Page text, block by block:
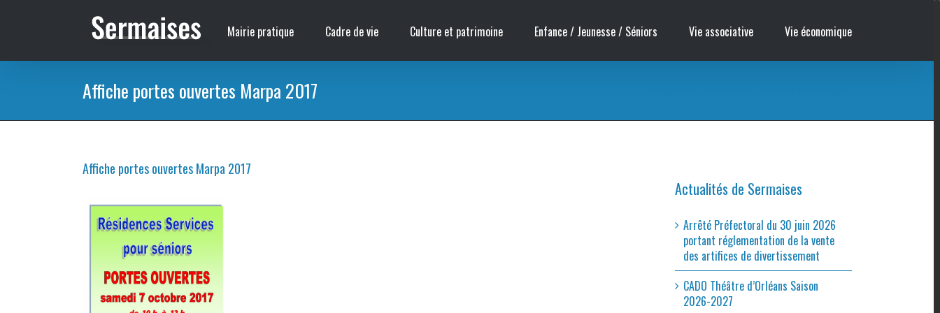
Mairie pratique Cadre de vie Culture et patrimoine Enfance / Jeunesse / Séniors Vie associative Vie économique
Affiche portes ouvertes Marpa 2017
Affiche portes ouvertes Marpa 2017
Actualités de Sermaises
Arrêté Préfectoral du 30 juin 2026
portant réglementation de la vente
des artifices de divertissement
CADO Théâtre d’Orléans Saison
2026-2027